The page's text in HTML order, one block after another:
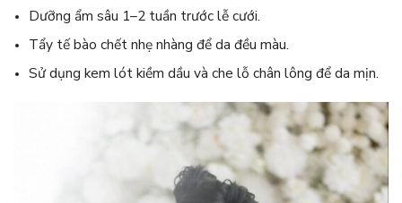
Dưỡng ẩm sâu 1–2 tuần trước lễ cưới.
Tẩy tế bào chết nhẹ nhàng để da đều màu.
Sử dụng kem lót kiềm dầu và che lỗ chân lông để da mịn.